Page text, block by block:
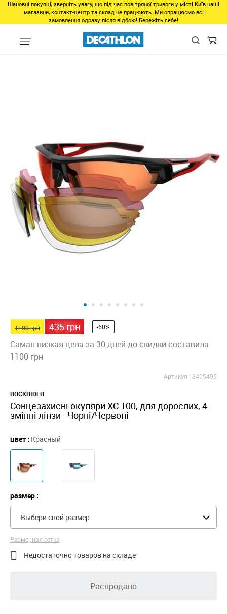
Шановні покупці, зверніть увагу, що під час повітряної тривоги у місті Київ наші
магазини, контакт-центр та склад не працюють. Ми опрацюємо всі
замовлення одразу після відбою! Бережіть себе!
Виды спорта Велоспорт Экипировка Велоочки
1100 грн 435 грн -60%
Самая низкая цена за 30 дней до скидки составила
1100 грн
Артикул -8405495
ROCKRIDER
Сонцезахисні окуляри XC 100, для дорослих, 4
змінні лінзи - Чорні/Червоні
цвет : Красный
размер :
Выбери свой размер
Размерная сетка
 Недостаточно товаров на складе
Распродано